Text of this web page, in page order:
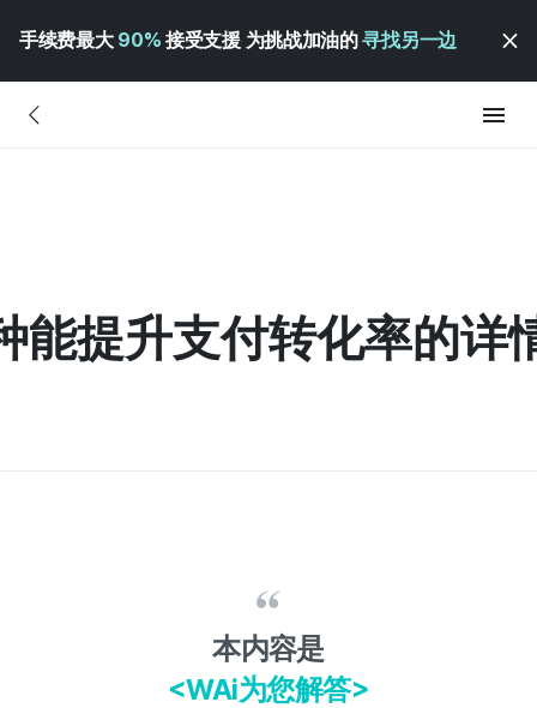
手续费最大 90% 接受支援 为挑战加油的寻找另一边
提升支付转化率的详
本内容是
<WAi为您解答>